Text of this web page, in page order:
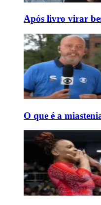
Após livro virar
O que é a